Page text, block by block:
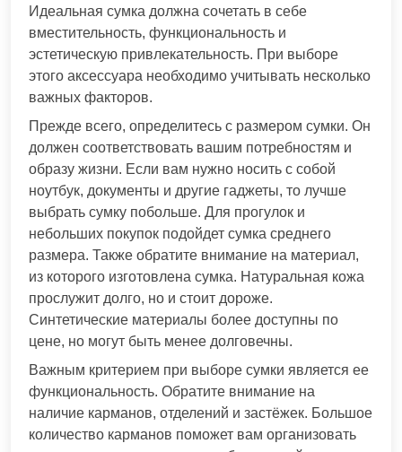
Идеальная сумка должна сочетать в себе
вместительность, функциональность и
эстетическую привлекательность. При выборе
этого аксессуара необходимо учитывать несколько
важных факторов.
Прежде всего, определитесь с размером сумки. Он
должен соответствовать вашим потребностям и
образу жизни. Если вам нужно носить с собой
ноутбук, документы и другие гаджеты, то лучше
выбрать сумку побольше. Для прогулок и
небольших покупок подойдет сумка среднего
размера. Также обратите внимание на материал,
из которого изготовлена сумка. Натуральная кожа
прослужит долго, но и стоит дороже.
Синтетические материалы более доступны по
цене, но могут быть менее долговечны.
Важным критерием при выборе сумки является ее
функциональность. Обратите внимание на
наличие карманов, отделений и застёжек. Большое
количество карманов поможет вам организовать